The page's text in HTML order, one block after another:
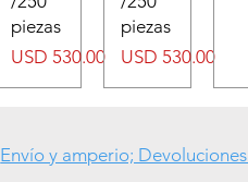
piezas
Precio
USD 530.00
piezas
Precio
USD 530.00
Envío y amperio; Devoluciones